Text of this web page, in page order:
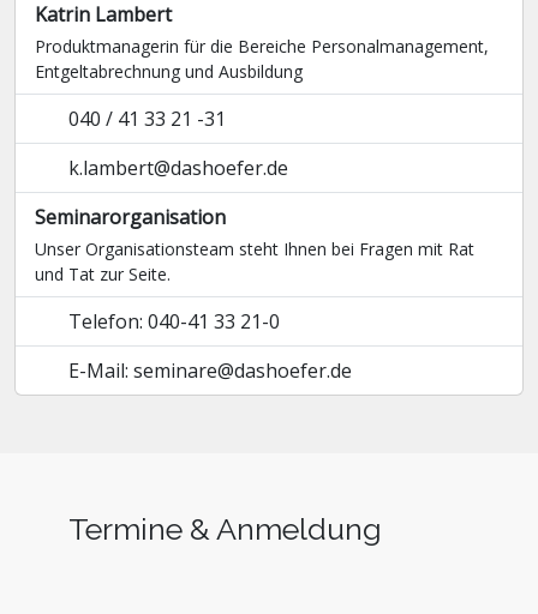
Katrin Lambert
Produktmanagerin für die Bereiche Personalmanagement,
Entgelt­abrechnung und Ausbildung
040 / 41 33 21 -31
k.lambert@dashoefer.de
Seminarorganisation
Unser Organisationsteam steht Ihnen bei Fragen mit Rat
und Tat zur Seite.
Telefon: 040-41 33 21-0
E-Mail: seminare@dashoefer.de
Termine & Anmeldung